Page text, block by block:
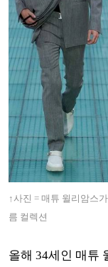
↑사진 = 매튜 윌리암스
름 컬렉션
올해 34세인 매튜